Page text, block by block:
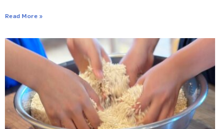
Read More »